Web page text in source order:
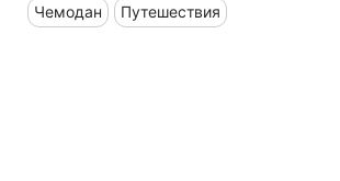
Чемодан Путешествия